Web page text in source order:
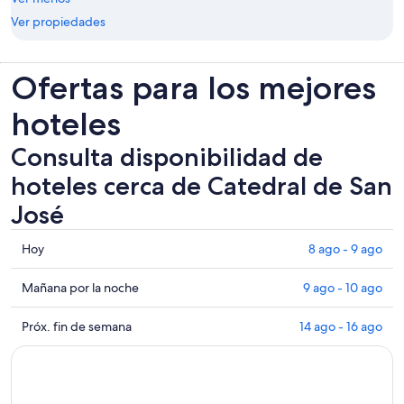
Ver propiedades
Ofertas para los mejores
hoteles
Consulta disponibilidad de
hoteles cerca de Catedral de San
José
Consultar
los
precios
cerca
de
Catedral
Hoy 8 ago - 9 ago
Consultar
precios
cerca
de
Mañana por la noche 9 ago - 10 ago
Consultar
precios
Próx. fin de semana 14 ago - 16 ago